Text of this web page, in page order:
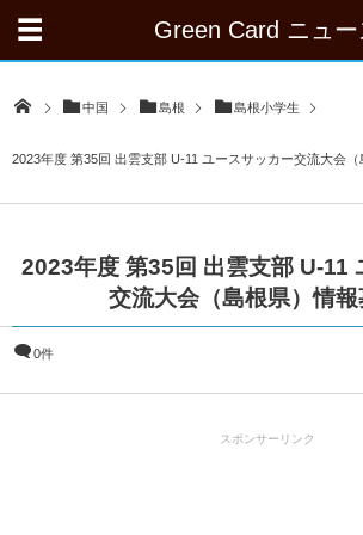
Green Card ニュー
中国 島根 島根小学生
2023年度 第35回 出雲支部 U-11 ユースサッカー交流大会（
2023年度 第35回 出雲支部 U-11
交流大会（島根県）情報
0件
スポンサーリンク